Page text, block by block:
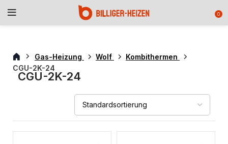
0
Gas-Heizung Wolf
Kombithermen
CGU-2K-24
CGU-2K-24